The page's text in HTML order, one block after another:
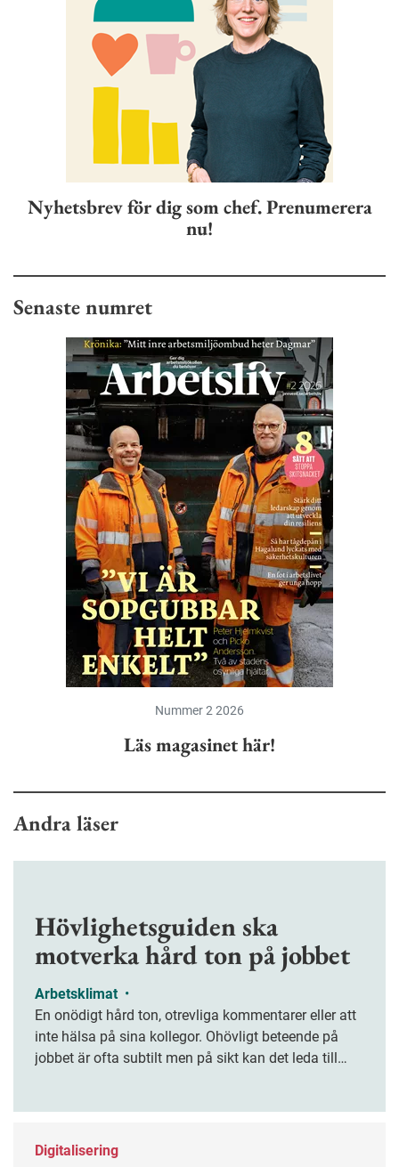
Nyhetsbrev för dig som chef. Prenumerera
nu!
Senaste numret
Nummer 2 2026
Läs magasinet här!
Andra läser
Hövlighetsguiden ska
motverka hård ton på jobbet
Arbetsklimat •
En onödigt hård ton, otrevliga kommentarer eller att
inte hälsa på sina kollegor. Ohövligt beteende på
jobbet är ofta subtilt men på sikt kan det leda till
Digitalisering